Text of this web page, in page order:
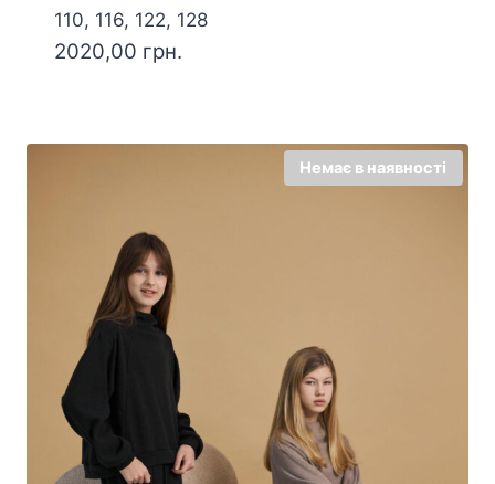
110, 116, 122, 128
2020,00 грн.
Немає в наявності